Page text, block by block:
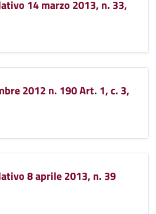
14 marzo 2013, n. 33,
2012 n. 190 Art. 1, c. 3,
8 aprile 2013, n. 39